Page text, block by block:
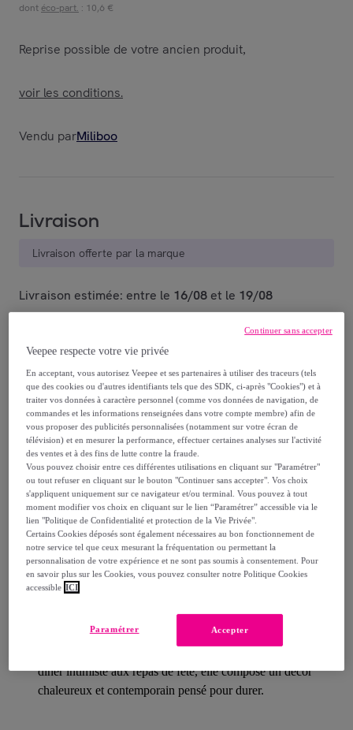
dont éco-part. : 10,6 €
Reprise possible de votre ancien produit,
voir les conditions.
Vendu parMiliboo
Livraison
Livraison offerte par la marque
Livraison estimée: entre le 16/08 et le 19/08
Détails sur votre produit
Modularité contemporaine
Latable extensible CARAconjugue lallure minérale
de lacéramique
silhouette graphique. Sa teinte noire apporte une
profondeur résolument tendance, tandis que son format
dîner intimiste aux repas de fête, elle compose un décor
chaleureux et contemporain pensé pour durer.
Veepee respecte votre vie privée
En acceptant, vous autorisez Veepee et ses partenaires à utiliser des traceurs (tels
que des cookies ou d'autres identifiants tels que des SDK, ci-après "Cookies") et à
traiter vos données à caractère personnel (comme vos données de navigation, de
commandes et les informations renseignées dans votre compte membre) afin de
vous proposer des publicités personnalisées (notamment sur votre écran de
télévision) et en mesurer la performance, effectuer certaines analyses sur l'activité
des ventes et à des fins de lutte contre la fraude.
Vous pouvez choisir entre ces différentes utilisations en cliquant sur "Paramétrer"
ou tout refuser en cliquant sur le bouton "Continuer sans accepter". Vos choix
s'appliquent uniquement sur ce navigateur et/ou terminal. Vous pouvez à tout
moment modifier vos choix en cliquant sur le lien “Paramétrer” accessible via le
lien "Politique de Confidentialité et protection de la Vie Privée".
Certains Cookies déposés sont également nécessaires au bon fonctionnement de
notre service tel que ceux mesurant la fréquentation ou permettant la
personnalisation de votre expérience et ne sont pas soumis à consentement. Pour
en savoir plus sur les Cookies, vous pouvez consulter notre Politique Cookies
accessible ICI
Accepter
Paramétrer
Continuer sans accepter